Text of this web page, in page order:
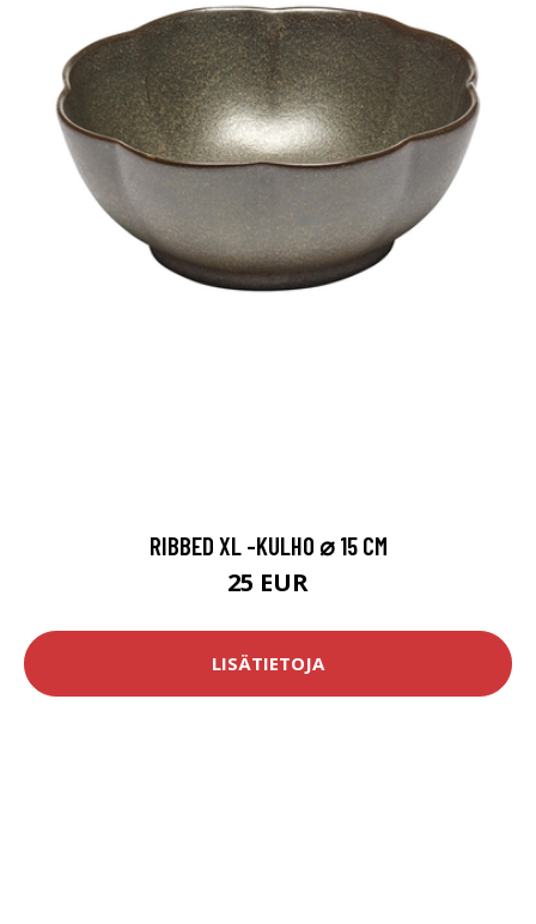
RIBBED XL -KULHO ⌀ 15 CM
25 EUR
LISÄTIETOJA